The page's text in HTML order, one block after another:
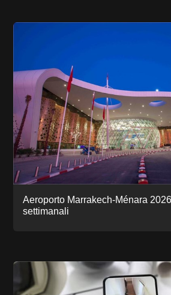
Aeroporto Marrakech-Ménara
settimanali